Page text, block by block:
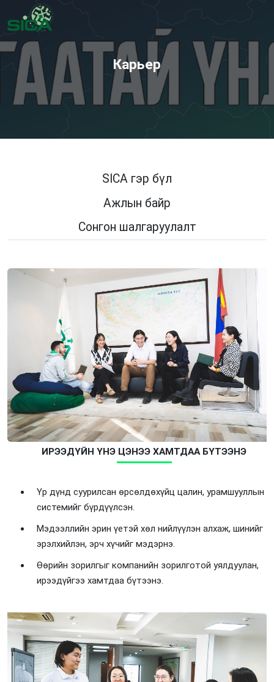
Карьер
SICA гэр бүл
Ажлын байр
Сонгон шалгаруулалт
ИРЭЭДҮЙН ҮНЭ ЦЭНЭЭ ХАМТДАА БҮТЭЭНЭ
Үр дүнд суурилсан өрсөлдөхүйц цалин, урамшууллын
системийг бүрдүүлсэн.
Мэдээллийн эрин үетэй хөл нийлүүлэн алхаж, шинийг
эрэлхийлэн, эрч хүчийг мэдэрнэ.
Өөрийн зорилгыг компанийн зорилготой уялдуулан,
ирээдүйгээ хамтдаа бүтээнэ.